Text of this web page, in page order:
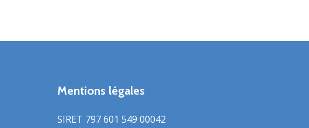
Mentions légales
SIRET 797 601 549 00042